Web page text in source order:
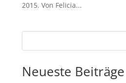
2015. Von Felicia...
Neueste Beiträge